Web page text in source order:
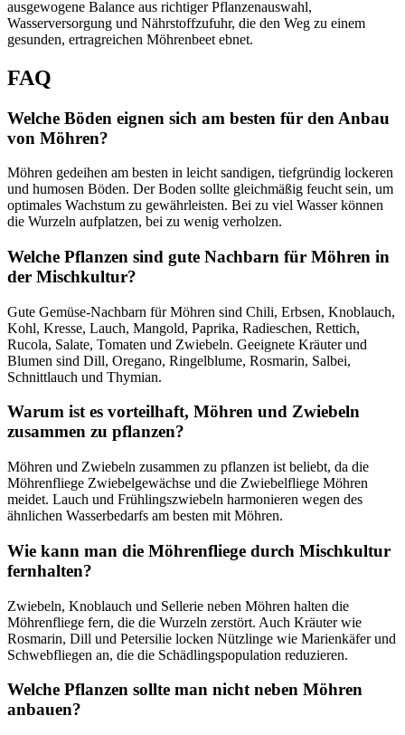
ausgewogene Balance aus richtiger Pflanzenauswahl,
Wasserversorgung und Nährstoffzufuhr, die den Weg zu einem
gesunden, ertragreichen Möhrenbeet ebnet.
FAQ
Welche Böden eignen sich am besten für den Anbau
von Möhren?
Möhren gedeihen am besten in leicht sandigen, tiefgründig lockeren
und humosen Böden. Der Boden sollte gleichmäßig feucht sein, um
optimales Wachstum zu gewährleisten. Bei zu viel Wasser können
die Wurzeln aufplatzen, bei zu wenig verholzen.
Welche Pflanzen sind gute Nachbarn für Möhren in
der Mischkultur?
Gute Gemüse-Nachbarn für Möhren sind Chili, Erbsen, Knoblauch,
Kohl, Kresse, Lauch, Mangold, Paprika, Radieschen, Rettich,
Rucola, Salate, Tomaten und Zwiebeln. Geeignete Kräuter und
Blumen sind Dill, Oregano, Ringelblume, Rosmarin, Salbei,
Schnittlauch und Thymian.
Warum ist es vorteilhaft, Möhren und Zwiebeln
zusammen zu pflanzen?
Möhren und Zwiebeln zusammen zu pflanzen ist beliebt, da die
Möhrenfliege Zwiebelgewächse und die Zwiebelfliege Möhren
meidet. Lauch und Frühlingszwiebeln harmonieren wegen des
ähnlichen Wasserbedarfs am besten mit Möhren.
Wie kann man die Möhrenfliege durch Mischkultur
fernhalten?
Zwiebeln, Knoblauch und Sellerie neben Möhren halten die
Möhrenfliege fern, die die Wurzeln zerstört. Auch Kräuter wie
Rosmarin, Dill und Petersilie locken Nützlinge wie Marienkäfer und
Schwebfliegen an, die die Schädlingspopulation reduzieren.
Welche Pflanzen sollte man nicht neben Möhren
anbauen?